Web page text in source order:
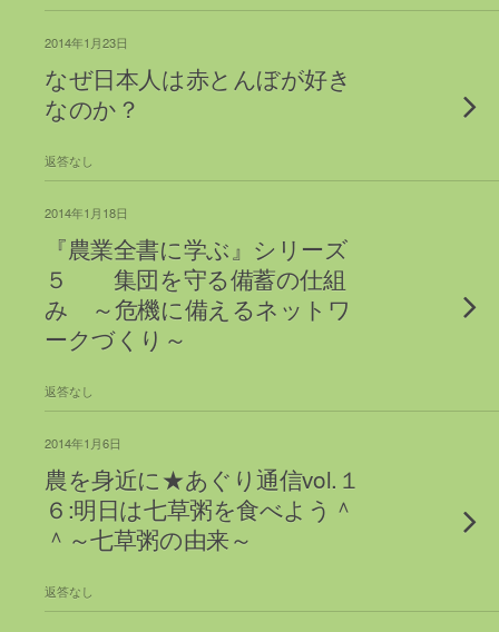
2014年1月23日
なぜ日本人は赤とんぼが好き
なのか？
返答なし
2014年1月18日
『農業全書に学ぶ』シリーズ
５ 集団を守る備蓄の仕組
み ～危機に備えるネットワ
ークづくり～
返答なし
2014年1月6日
農を身近に★あぐり通信vol.１
６:明日は七草粥を食べよう＾
＾～七草粥の由来～
返答なし